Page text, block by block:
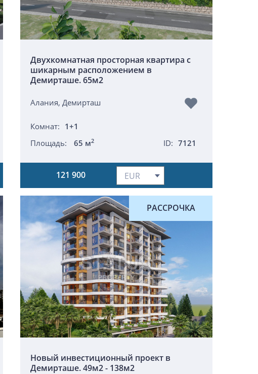
Двухкомнатная просторная квартира с
шикарным расположением в
Демирташе. 65м2
Алания, Демирташ
Комнат: 1+1
Площадь:
65 м2 ID: 7121
121 900
РАССРОЧКА
Новый инвестиционный проект в
Демирташе. 49м2 - 138м2